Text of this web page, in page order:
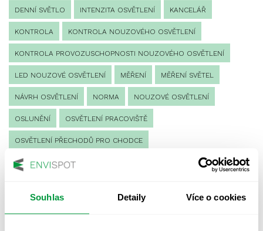
Souhlas Detaily Více o cookies
DENNÍ SVĚTLO INTENZITA OSVĚTLENÍ KANCELÁŘ
KONTROLA KONTROLA NOUZOVÉHO OSVĚTLENÍ
KONTROLA PROVOZUSCHOPNOSTI NOUZOVÉHO OSVĚTLENÍ
LED NOUZOVÉ OSVĚTLENÍ MĚŘENÍ MĚŘENÍ SVĚTEL
NÁVRH OSVĚTLENÍ NORMA NOUZOVÉ OSVĚTLENÍ
OSLUNĚNÍ OSVĚTLENÍ PRACOVIŠTĚ
OSVĚTLENÍ PŘECHODŮ PRO CHODCE
OSVĚTLENÍ SPORTOVIŠŤ